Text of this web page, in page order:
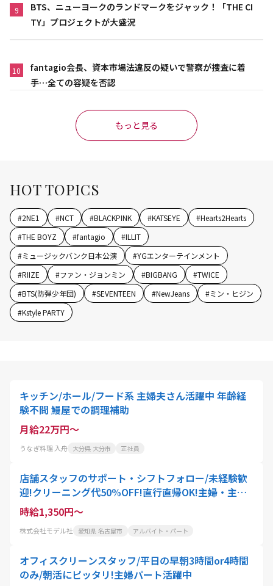
9
BTS、ニューヨークのランドマークをジャック！「THE CI
TY」プロジェクトが大盛況
10
fantagio会長、資本市場法違反の疑いで警察が捜査に着
手…全ての容疑を否認
もっと見る
HOT TOPICS
#2NE1 #NCT #BLACKPINK #KATSEYE #Hearts2Hearts
#THE BOYZ #fantagio #ILLIT
#ミュージックバンク日本公演 #YGエンターテインメント
#RIIZE #ファン・ジョンミン #BIGBANG #TWICE
#BTS(防弾少年団) #SEVENTEEN #NewJeans #ミン・ヒジン
#Kstyle PARTY
キッチン/ホール/フード系 主婦夫さん活躍中 年齢経
験不問 鰻屋での調理補助
月給22万円～
うなぎ料理 入舟 大分県 大分市 正社員
店舗スタッフのサポート・シフトフォロー/未経験歓
迎!クリーニング代50%OFF!直行直帰OK!主婦・主夫
活躍中!ブランクOK!正社員登用あり
時給1,350円～
株式会社モデル社 愛知県 名古屋市 アルバイト・パート
オフィスクリーンスタッフ/平日の早朝3時間or4時間
のみ/朝活にピッタリ!主婦パート活躍中